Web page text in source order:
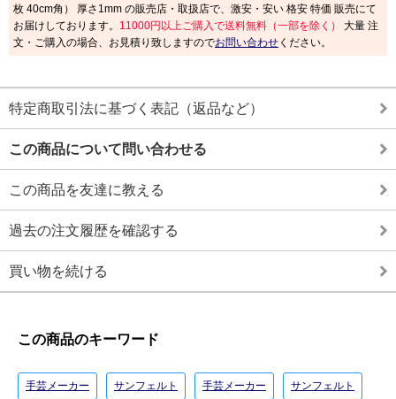
枚 40cm角） 厚さ1mm の販売店・取扱店で、激安・安い 格安 特価 販売にて
お届けしております。 11000円以上ご購入で送料無料（一部を除く）
大量 注
文・ご購入の場合、お見積り致しますのでお問い合わせ ください。
特定商取引法に基づく表記（返品など）
この商品について問い合わせる
この商品を友達に教える
過去の注文履歴を確認する
買い物を続ける
この商品のキーワード
手芸メーカー サンフェルト 手芸メーカー サンフェルト